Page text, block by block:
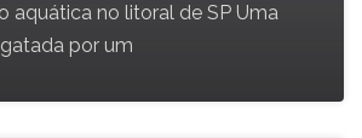
aquática no litoral de SP Uma
por um